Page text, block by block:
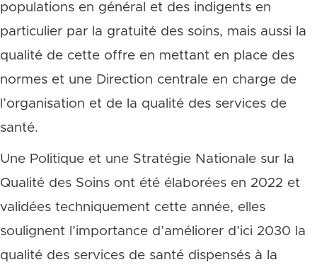
populations en général et des indigents en
particulier par la gratuité des soins, mais aussi la
qualité de cette offre en mettant en place des
normes et une Direction centrale en charge de
l’organisation et de la qualité des services de
santé.
Une Politique et une Stratégie Nationale sur la
Qualité des Soins ont été élaborées en 2022 et
validées techniquement cette année, elles
soulignent l’importance d’améliorer d’ici 2030 la
qualité des services de santé dispensés à la